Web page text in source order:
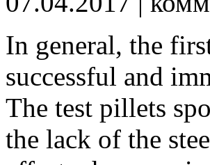
In general, the
successful and
The test pillets
the lack of the